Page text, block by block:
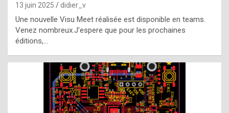
t
t
e
b
e
s
13 juin 2025 didier_v
Une nouvelle Visu Meet réalisée est disponible en teams.
Venez nombreux.J’espere que pour les prochaines
éditions,…